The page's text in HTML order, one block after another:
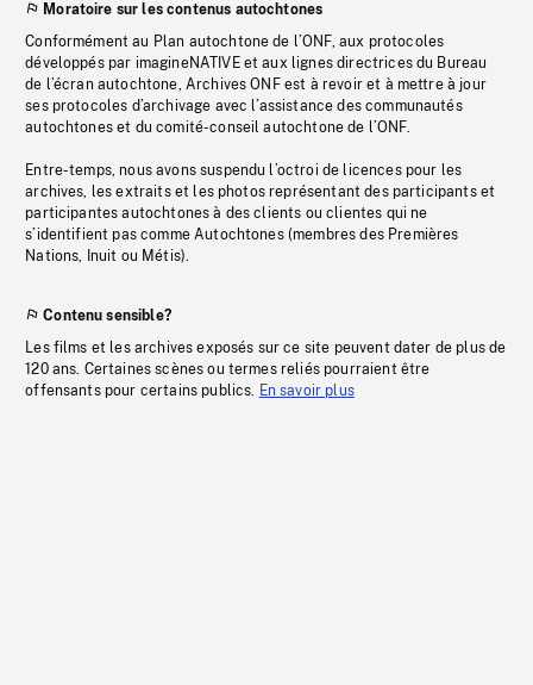
Moratoire sur les contenus autochtones
Conformément au Plan autochtone de l’ONF, aux protocoles
développés par imagineNATIVE et aux lignes directrices du Bureau
de l’écran autochtone, Archives ONF est à revoir et à mettre à jour
ses protocoles d’archivage avec l’assistance des communautés
autochtones et du comité-conseil autochtone de l’ONF.
Entre-temps, nous avons suspendu l’octroi de licences pour les
archives, les extraits et les photos représentant des participants et
participantes autochtones à des clients ou clientes qui ne
s’identifient pas comme Autochtones (membres des Premières
Nations, Inuit ou Métis).
Contenu sensible?
Les films et les archives exposés sur ce site peuvent dater de plus de
120 ans. Certaines scènes ou termes reliés pourraient être
offensants pour certains publics. En savoir plus